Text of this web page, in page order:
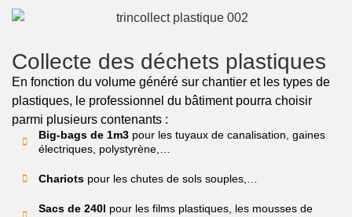
Collecte des déchets plastiques
En fonction du volume généré sur chantier et les types de
plastiques, le professionnel du bâtiment pourra choisir
parmi plusieurs contenants :
Big-bags de 1m3 pour les tuyaux de canalisation, gaines
électriques, polystyrène,…
Chariots pour les chutes de sols souples,…
Sacs de 240l pour les films plastiques, les mousses de